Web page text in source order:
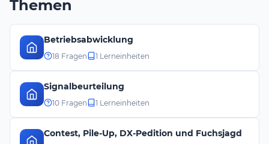
Themen
Betriebsabwicklung
18 Fragen 1 Lerneinheiten
Signalbeurteilung
10 Fragen 1 Lerneinheiten
Contest, Pile-Up, DX-Pedition und Fuchsjagd